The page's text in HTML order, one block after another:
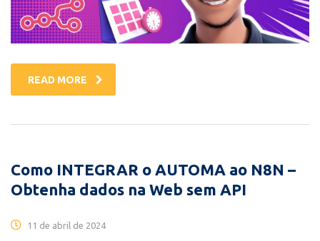
READ MORE
Como INTEGRAR o AUTOMA ao N8N –
Obtenha dados na Web sem API
11 de abril de 2024